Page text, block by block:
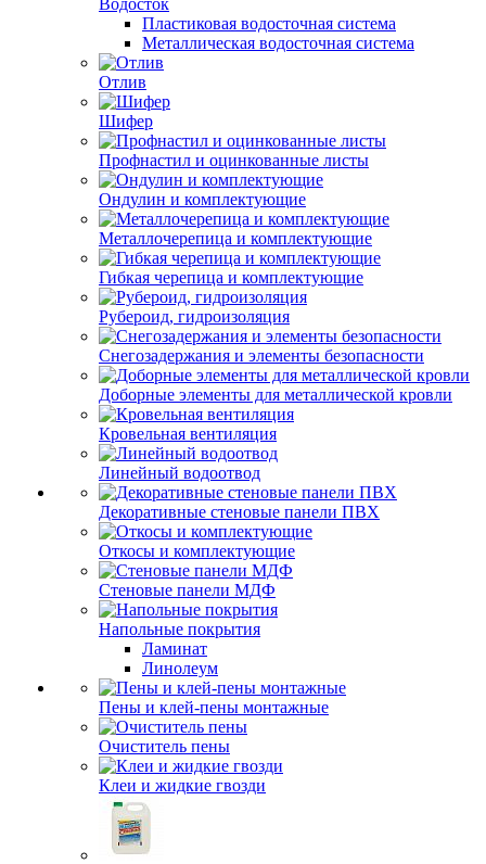
Водосток
Пластиковая водосточная система
Металлическая водосточная система
Отлив
Шифер
Профнастил и оцинкованные листы
Ондулин и комплектующие
Металлочерепица и комплектующие
Гибкая черепица и комплектующие
Рубероид, гидроизоляция
Снегозадержания и элементы безопасности
Доборные элементы для металлической кровли
Кровельная вентиляция
Линейный водоотвод
Декоративные стеновые панели ПВХ
Откосы и комплектующие
Стеновые панели МДФ
Напольные покрытия
Ламинат
Линолеум
Пены и клей-пены монтажные
Очиститель пены
Клеи и жидкие гвозди